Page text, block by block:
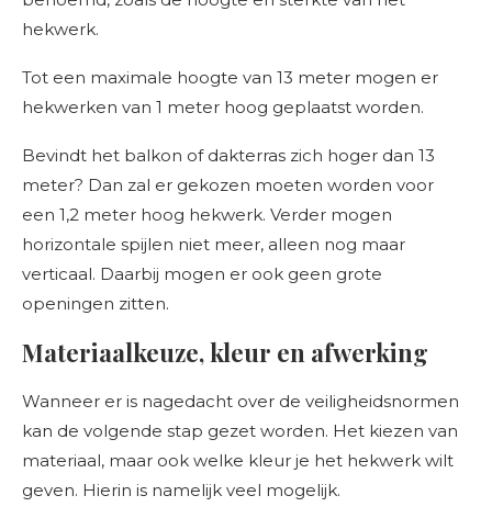
hekwerk.
Tot een maximale hoogte van 13 meter mogen er
hekwerken van 1 meter hoog geplaatst worden.
Bevindt het balkon of dakterras zich hoger dan 13
meter? Dan zal er gekozen moeten worden voor
een 1,2 meter hoog hekwerk. Verder mogen
horizontale spijlen niet meer, alleen nog maar
verticaal. Daarbij mogen er ook geen grote
openingen zitten.
Materiaalkeuze, kleur en afwerking
Wanneer er is nagedacht over de veiligheidsnormen
kan de volgende stap gezet worden. Het kiezen van
materiaal, maar ook welke kleur je het hekwerk wilt
geven. Hierin is namelijk veel mogelijk.